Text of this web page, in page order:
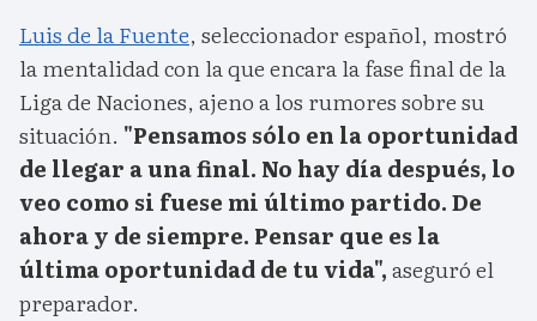
Luis de la Fuente, seleccionador español, mostró
la mentalidad con la que encara la fase final de la
Liga de Naciones, ajeno a los rumores sobre su
situación. "Pensamos sólo en la oportunidad
de llegar a una final. No hay día después, lo
veo como si fuese mi último partido. De
ahora y de siempre. Pensar que es la
última oportunidad de tu vida",aseguró el
preparador.